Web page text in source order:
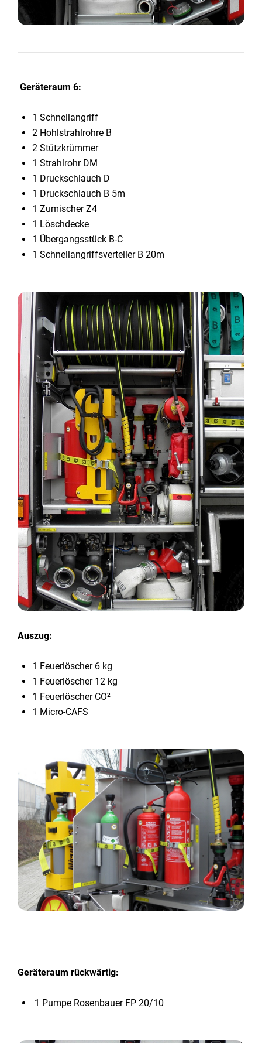
Geräteraum 6:
1 Schnellangriff
2 Hohlstrahlrohre B
2 Stützkrümmer
1 Strahlrohr DM
1 Druckschlauch D
1 Druckschlauch B 5m
1 Zumischer Z4
1 Löschdecke
1 Übergangsstück B-C
1 Schnellangriffsverteiler B 20m
Auszug:
1 Feuerlöscher 6 kg
1 Feuerlöscher 12 kg
1 Feuerlöscher CO²
1 Micro-CAFS
Geräteraum rückwärtig:
1 Pumpe Rosenbauer FP 20/10